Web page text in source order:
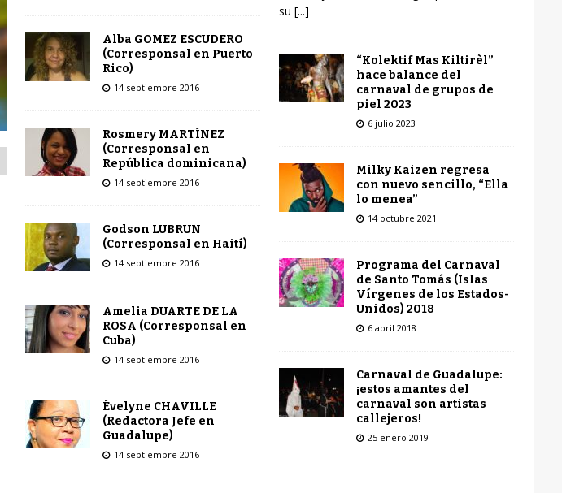
Alba GOMEZ ESCUDERO
(Corresponsal en Puerto
Rico)
14 septiembre 2016
Rosmery MARTÍNEZ
(Corresponsal en
República dominicana)
14 septiembre 2016
Godson LUBRUN
(Corresponsal en Haití)
14 septiembre 2016
Amelia DUARTE DE LA
ROSA (Corresponsal en
Cuba)
14 septiembre 2016
Évelyne CHAVILLE
(Redactora Jefe en
Guadalupe)
14 septiembre 2016
su [...]
“Kolektif Mas Kiltirèl”
hace balance del
carnaval de grupos de
piel 2023
6 julio 2023
Milky Kaizen regresa
con nuevo sencillo, “Ella
lo menea”
14 octubre 2021
Programa del Carnaval
de Santo Tomás (Islas
Vírgenes de los Estados-
Unidos) 2018
6 abril 2018
Carnaval de Guadalupe:
¡estos amantes del
carnaval son artistas
callejeros!
25 enero 2019